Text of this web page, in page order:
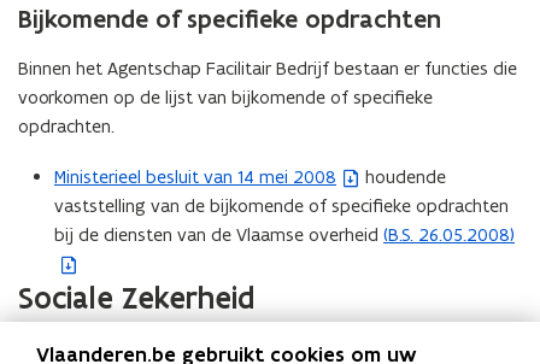
w
v
e
s
t
e
)
n
n
i
e
w
v
e
n
s
t
e
Bijkomende of specifieke opdrachten
Binnen het Agentschap Facilitair Bedrijf bestaan er functies die
voorkomen op de lijst van bijkomende of specifieke
opdrachten.
Ministerieel besluit van 14 mei 2008
(
b
e
t
a
n
houdende
vaststelling van de bijkomende of specifieke opdrachten
bij de diensten van de Vlaamse overheid (B.S. 26.05.2008)
(
s
t
Sociale Zekerheid
Pensioenregeling
Vlaanderen.be gebruikt cookies om uw